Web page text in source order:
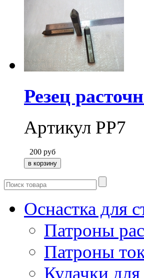
Резец
Артикул РР7
200 руб
Оснастка для
Патроны
Патроны
Кулачки